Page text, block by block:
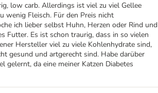
low carb. Allerdings ist viel zu viel Gellee
wenig Fleisch. Für den Preis nicht
ich lieber selbst Huhn, Herzen oder Rind und
Futter. Es ist schon traurig, dass in so vielen
Hersteller viel zu viele Kohlenhydrate sind,
gesund und artgerecht sind. Habe darüber
gelernt, da eine meiner Katzen Diabetes